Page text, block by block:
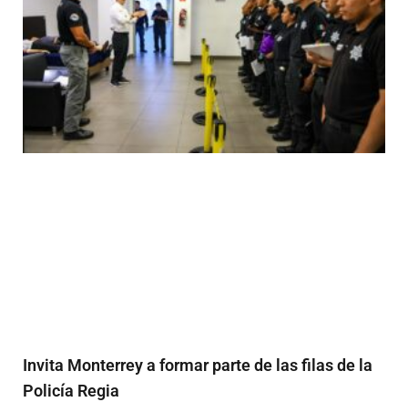
Invita Monterrey a formar parte de las filas de la
Policía Regia